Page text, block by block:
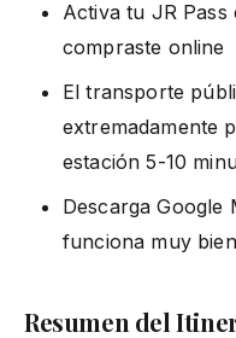
Activa tu JR
compraste online
El transporte
extremadamente
estación 5-10
Descarga
funciona muy
Resumen del